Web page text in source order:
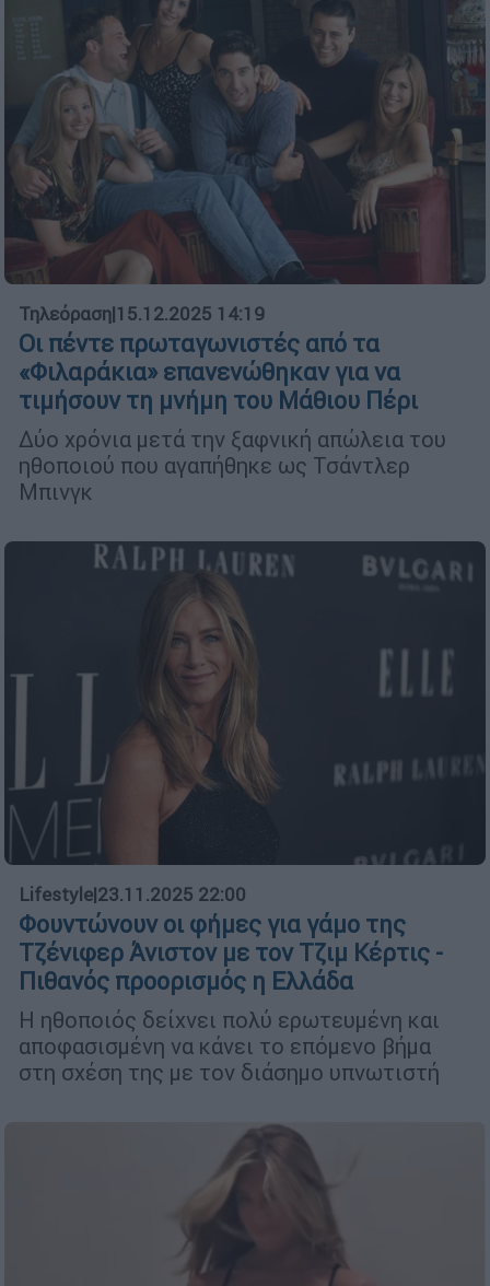
Τηλεόραση|15.12.2025 14:19
Οι πέντε πρωταγωνιστές από τα
«Φιλαράκια» επανενώθηκαν για να
τιμήσουν τη μνήμη του Μάθιου Πέρι
Δύο χρόνια μετά την ξαφνική απώλεια του
ηθοποιού που αγαπήθηκε ως Τσάντλερ
Μπινγκ
Lifestyle|23.11.2025 22:00
Φουντώνουν οι φήμες για γάμο της
Τζένιφερ Άνιστον με τον Τζιμ Κέρτις -
Πιθανός προορισμός η Ελλάδα
Η ηθοποιός δείχνει πολύ ερωτευμένη και
αποφασισμένη να κάνει το επόμενο βήμα
στη σχέση της με τον διάσημο υπνωτιστή